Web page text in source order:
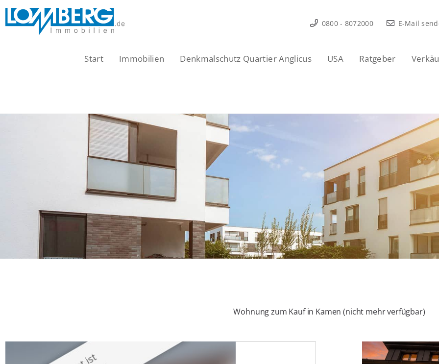
Zum
Inhalt
0800 - 8072000 E-Mail
Start Immobilien Denkmalschutz Quartier Anglicus USA Ratgeber
Wohnung zum Kauf in Kamen (nicht mehr verfügbar)